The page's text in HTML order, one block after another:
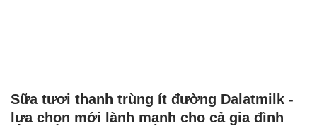
Sữa tươi thanh trùng ít đường Dalatmilk -
lựa chọn mới lành mạnh cho cả gia đình